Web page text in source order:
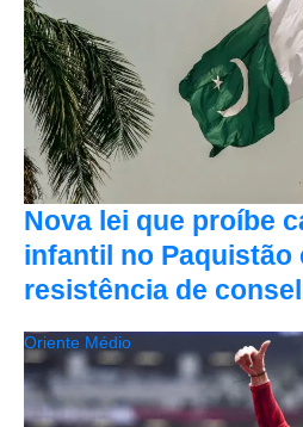
Nova lei que proíbe
infantil no Paquistão
resistência de
Oriente Médio